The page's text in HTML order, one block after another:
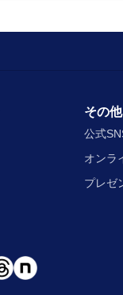
その他
公式
オンラ
プレゼ